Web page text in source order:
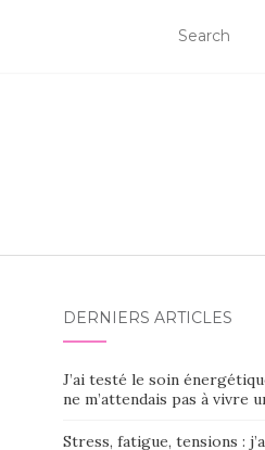
DERNIERS ARTICLES
J’ai testé le soin
ne m’attendais pas à vivre
Stress, fatigue, tensions :